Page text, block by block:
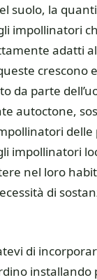
suolo, la
impollinatori
adatti
crescono
da parte
autoctone,
delle
impollinatori
nel loro
di
di